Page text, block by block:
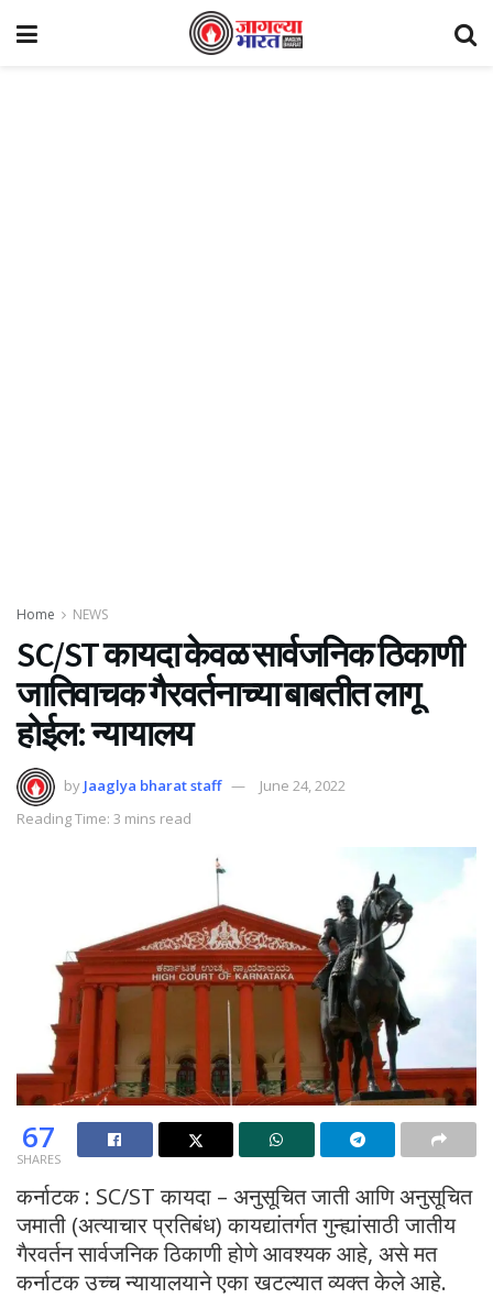
Home NEWS
SC/ST कायदा केवळ सार्वजनिक ठिकाणी
जातिवाचक गैरवर्तनाच्या बाबतीत लागू
होईल: न्यायालय
by Jaaglya bharat staff
June 24, 2022
Reading Time: 3 mins read
67
SHARES
कर्नाटक : SC/ST कायदा – अनुसूचित जाती आणि अनुसूचित
जमाती (अत्याचार प्रतिबंध) कायद्यांतर्गत गुन्ह्यांसाठी जातीय
गैरवर्तन सार्वजनिक ठिकाणी होणे आवश्यक आहे, असे मत
कर्नाटक उच्च न्यायालयाने एका खटल्यात व्यक्त केले आहे.